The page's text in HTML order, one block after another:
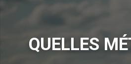
QUELLES